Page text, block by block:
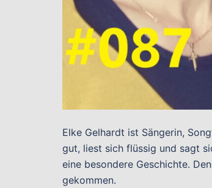
Elke Gelhardt ist Sängerin,
gut, liest sich flüssig und sagt
eine besondere Geschichte.
gekommen.